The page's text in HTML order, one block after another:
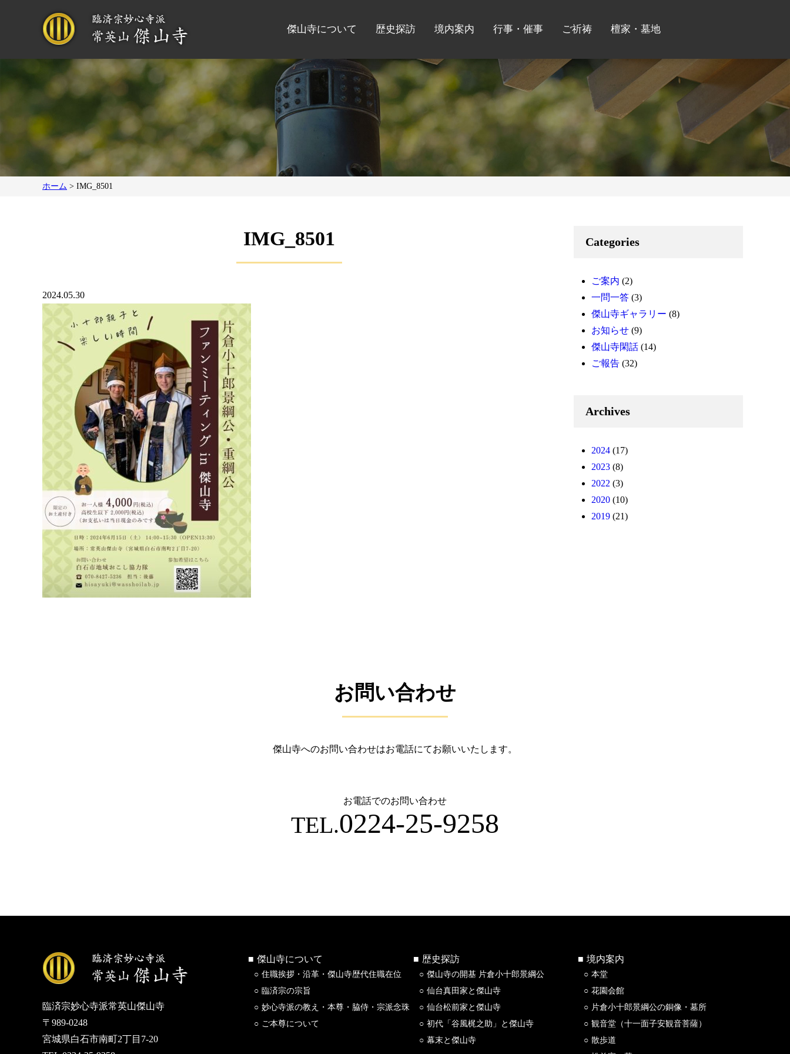
傑山寺について 歴史探訪 境内案内 行事・催事 ご祈祷 檀家・墓地
ホーム > IMG_8501
IMG_8501
2024.05.30
Categories
ご案内 (2)
一問一答 (3)
傑山寺ギャラリー (8)
お知らせ (9)
傑山寺閑話 (14)
ご報告 (32)
Archives
2024 (17)
2023 (8)
2022 (3)
2020 (10)
2019 (21)
お問い合わせ
傑山寺へのお問い合わせはお電話にてお願いいたします。
お電話でのお問い合わせ
TEL.0224-25-9258
臨済宗妙心寺派常英山傑山寺
〒989-0248
宮城県白石市南町2丁目7-20
傑山寺について
住職挨拶・沿革・傑山寺歴代住職在位
臨済宗の宗旨
妙心寺派の教え・本尊・脇侍・宗派念珠
ご本尊について
歴史探訪
傑山寺の開基 片倉小十郎景綱公
仙台真田家と傑山寺
仙台松前家と傑山寺
初代「谷風梶之助」と傑山寺
幕末と傑山寺
境内案内
本堂
花園会館
片倉小十郎景綱公の銅像・墓所
観音堂（十一面子安観音菩薩）
散歩道